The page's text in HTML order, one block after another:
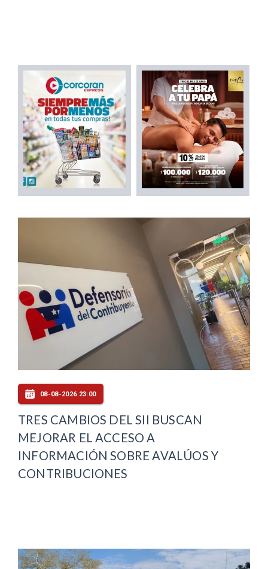
08-08-2026 23:00
TRES CAMBIOS DEL SII BUSCAN
MEJORAR EL ACCESO A
INFORMACIÓN SOBRE AVALÚOS Y
CONTRIBUCIONES